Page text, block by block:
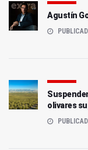
Agustín
olivares